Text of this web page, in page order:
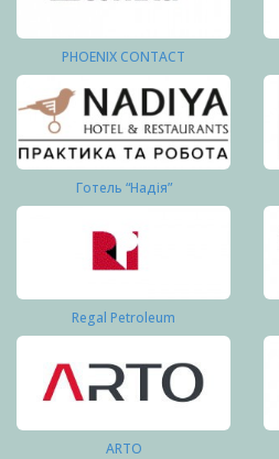
PHOENIX CONTACT
Готель “Надія”
Regal Petroleum
ARTO